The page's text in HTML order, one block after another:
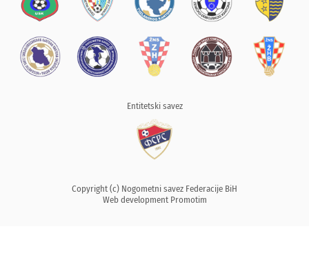
Entitetski savez
Copyright (c) Nogometni savez Federacije BiH
Web development Promotim